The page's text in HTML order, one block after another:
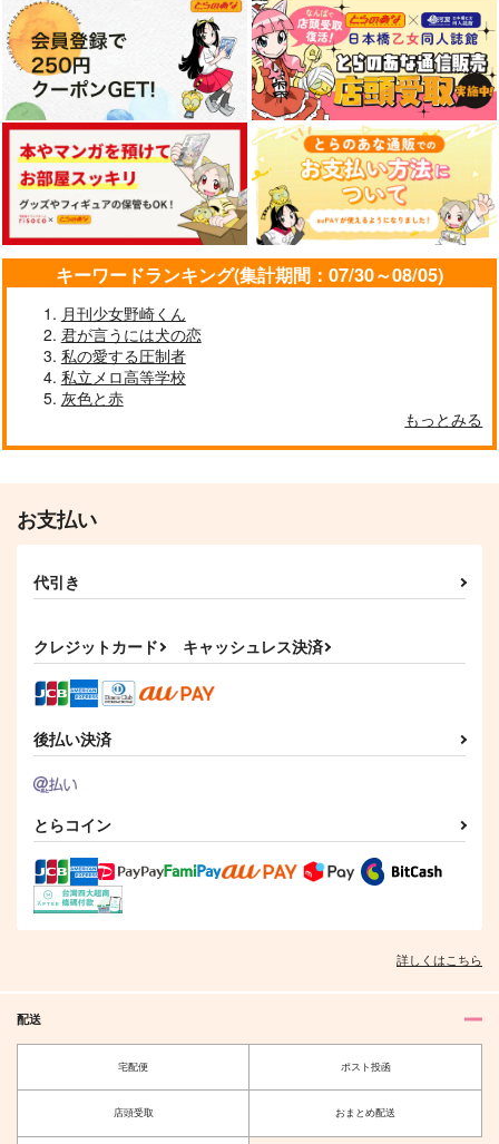
皇女様の南国サバイバ
ル
ぽむ屋
110円（税込）
カドック×アナスタシア
サンプル
作品詳細
暗転
光る魚
1,022 （税込）
×近藤勇
サンプル
作品詳細
ねこのこあっちのこ
サラダ定食
715円（税込）
カイザー×潔世一
サンプル
作品詳細
ドリーマーズ・ドリー
ム・ドリームス
787円（税込）
オベロン×ぐだ子
作品詳細
ー
865円（税込）
作品詳細
１日１日を大切に。
ちーむにくきゅう！
オールキャラ
作品詳細
本儒学史と吉田松陰
1,887円（税込） セタンタ
キーワードランキング(集計期間：07/30～08/05)
月刊少女野崎くん
君が言うには犬の恋
私の愛する圧制者
私立メロ高等学校
灰色と赤
もっとみる
お支払い
代引き
クレジットカード キャッシュレス決済
後払い決済
とらコイン
詳しくはこちら
配送
宅配便 ポスト投函
店頭受取 おまとめ配送